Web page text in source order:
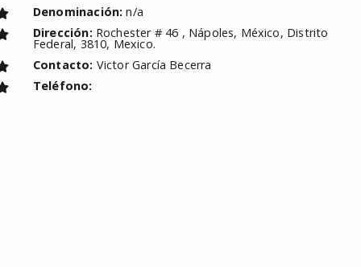
Denominación: n/a
Dirección: Rochester # 46 , Nápoles, México, Distrito
Federal, 3810, Mexico.
Contacto: Victor García Becerra
Teléfono: